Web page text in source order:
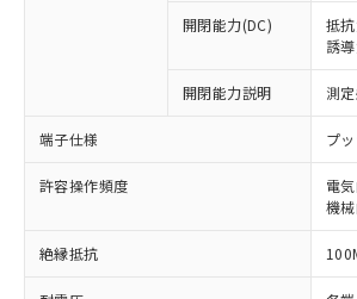
開閉能力(DC)
抵
誘
開閉能力説明 測
端子仕様 プ
許容操作頻度
電
機
絶縁抵抗
本サービスは、当社制御機
商品の当社在庫状況および
(税抜)を提供させていただ
本サービスの対象外となる
ことをご了承ください。
在庫状況および標準価格照
記載している更新日時点で
タに基づき作成されるもの
覧された時点での実際の在
調査・確認中：EU RoHS指令（
非含有の対応状況を調査中また
非該当品：ライセンス料など無
害物質有無と関係のない商品で
仕入先様の事情により、非含有
いたものが、含有品と判明した
むを得ず変更することがありま
鉛(Pb) 1000ppm以下、 水銀(Hg)
六価クロム(Cr(Ⅵ)) 1000ppm以下、ポリ
※1 中国RoHS○×表
「○」：最大均質材料含有率が
基準値以下であることを示しま
「×」：最大均質材料含有率が
基準値を超えていることを示し
「－」：未確認です。当社販売
*中国RoHS10物質の基準値 (GB/T26572)
Pb(鉛) :1000ppm、 Hg(水銀) : 1000ppm
当社は、これら貴社製品の
為替および外国貿易法に定
（以下｢規制貨物等」とい
または国外への提供する場
国政府の輸出許可(または役
可)を取得するなどの必要